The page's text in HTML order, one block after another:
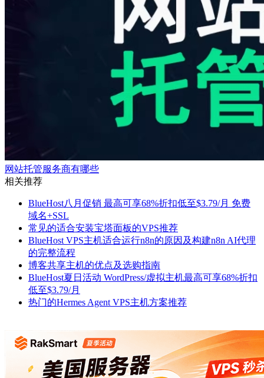
网站托管服务商有哪些
相关推荐
BlueHost八月促销 最高可享68%折扣低至$3.79/月 免费
域名+SSL
常见的适合安装宝塔面板的VPS推荐
BlueHost VPS主机适合运行n8n的原因及构建n8n AI代理
的完整流程
博客共享主机的优点及选购指南
BlueHost夏日活动 WordPress/虚拟主机最高可享68%折扣
低至$3.79/月
热门的Hermes Agent VPS主机方案推荐